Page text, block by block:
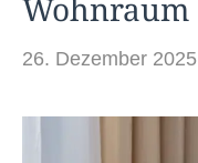
Wohnraum
26. Dezember 2025